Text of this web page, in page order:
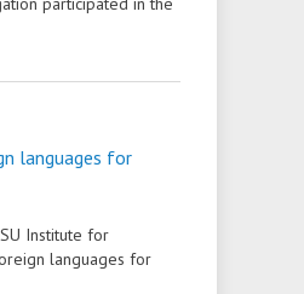
languages for
Institute for
languages for